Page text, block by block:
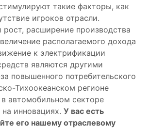
такие факторы, как
игроков отрасли.
расширение производства
располагаемого дохода
к электрификации
являются другими
повышенного потребительского
Тихоокеанском регионе
автомобильном секторе
инновациях. У вас есть
его нашему отраслевому